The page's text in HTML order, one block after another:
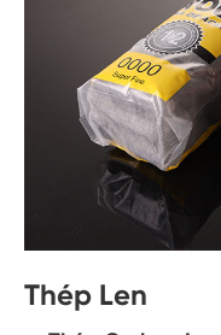
Thép Len